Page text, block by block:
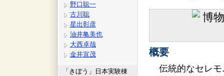
野口聡一
古川聡
星出彰彦
油井亀美也
大西卓哉
金井宣茂
「きぼう」日本実験棟
概要
伝統的なセレ